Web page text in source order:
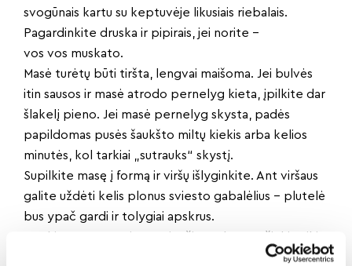
svogūnais kartu su keptuvėje likusiais riebalais.
Pagardinkite druska ir pipirais, jei norite –
vos vos muskato.
Masė turėtų būti tiršta, lengvai maišoma. Jei bulvės
itin sausos ir masė atrodo pernelyg kieta, įpilkite dar
šlakelį pieno. Jei masė pernelyg skysta, padės
papildomas pusės šaukšto miltų kiekis arba kelios
minutės, kol tarkiai „sutrauks“ skystį.
Supilkite masę į formą ir viršų išlyginkite. Ant viršaus
galite uždėti kelis plonus sviesto gabalėlius – plutelė
bus ypač gardi ir tolygiai apskrus.
180 °C ir kepkite dar 45–60 minučių. Laikas priklauso